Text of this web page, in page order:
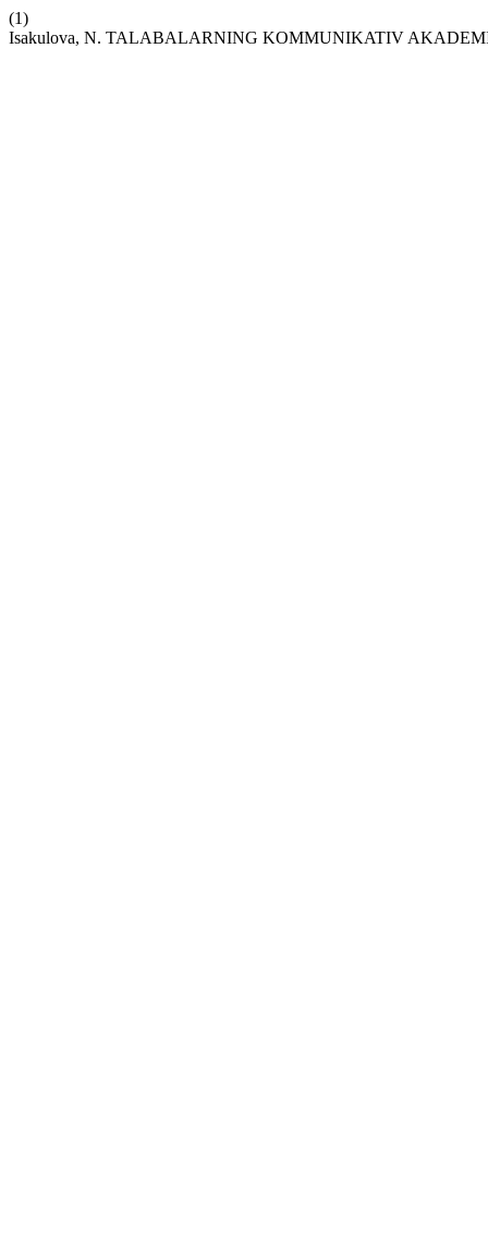
(1)
Isakulova, N. TALABALARNING KOMMUNIKATIV